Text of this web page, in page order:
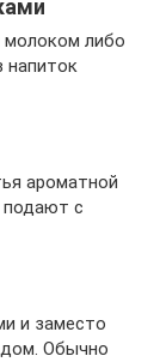
молоком либо
напиток
ароматной
с
и заместо
Обычно